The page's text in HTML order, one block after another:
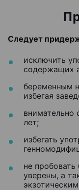
Следует
исключить
содержащих
беременным
избегая
внимательно
лет;
избегать
не
уверены, а